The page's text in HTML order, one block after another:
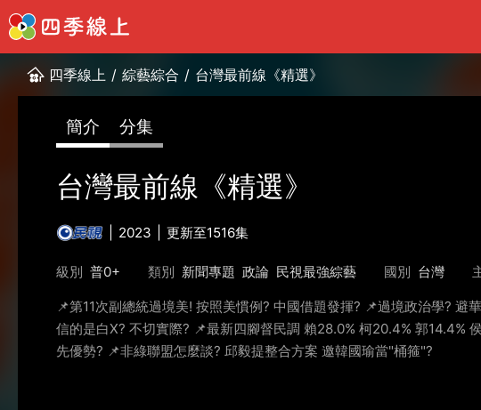
四季線上 / 綜藝綜合 / 台灣最前線《精選》
簡介 分集
台灣最前線《精選》
2023 更新至1516集
級別 普0+ 類別 新聞專題 政論 民視最強綜藝 國別 台灣
📌第11次副總統過境美! 按照美慣例? 中國借題發揮? 📌過境政治學?
信的是白X? 不切實際? 📌最新四腳督民調 賴28.0% 柯20.4% 郭14.4%
先優勢? 📌非綠聯盟怎麼談? 邱毅提整合方案 邀韓國瑜當"桶箍"?